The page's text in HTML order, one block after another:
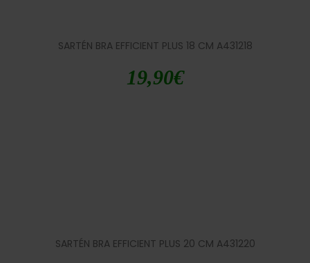
SARTÉN BRA EFFICIENT PLUS 18 CM A431218
19,90€
SARTÉN BRA EFFICIENT PLUS 20 CM A431220